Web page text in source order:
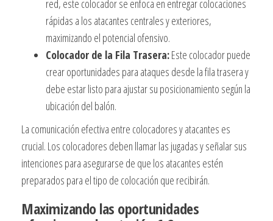
red, este colocador se enfoca en entregar colocaciones
rápidas a los atacantes centrales y exteriores,
maximizando el potencial ofensivo.
Colocador de la Fila Trasera:Este colocador puede
crear oportunidades para ataques desde la fila trasera y
debe estar listo para ajustar su posicionamiento según la
ubicación del balón.
La comunicación efectiva entre colocadores y atacantes es
crucial. Los colocadores deben llamar las jugadas y señalar sus
intenciones para asegurarse de que los atacantes estén
preparados para el tipo de colocación que recibirán.
Maximizando las oportunidades